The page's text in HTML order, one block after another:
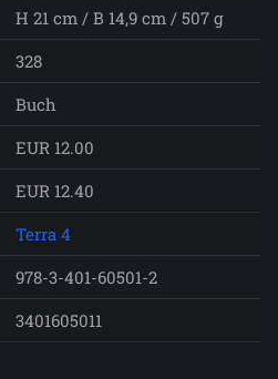
H 21 cm / B 14,9 cm / 507 g
328
Buch
EUR 12.00
EUR 12.40
Terra 4
978-3-401-60501-2
3401605011